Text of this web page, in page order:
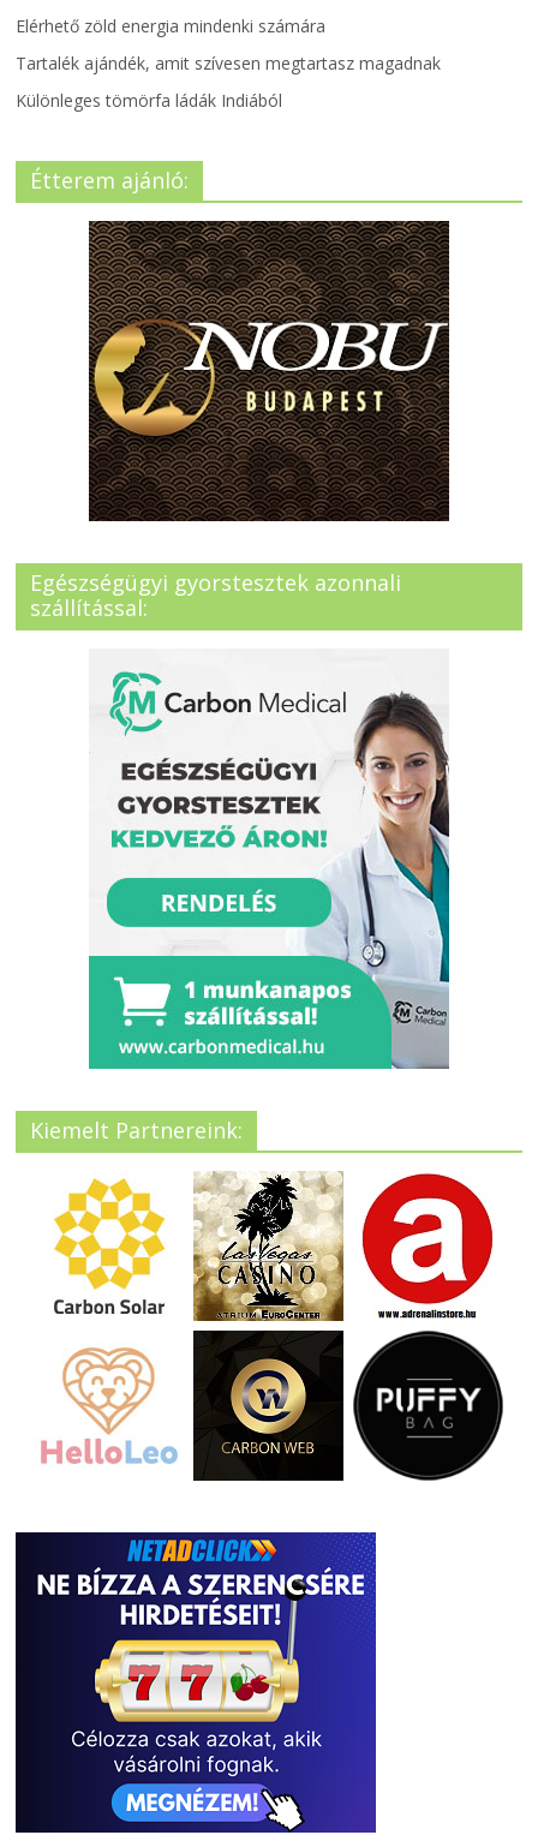
Elérhető zöld energia mindenki számára
Tartalék ajándék, amit szívesen megtartasz magadnak
Különleges tömörfa ládák Indiából
Étterem ajánló:
Egészségügyi gyorstesztek azonnali
szállítással:
Kiemelt Partnereink: